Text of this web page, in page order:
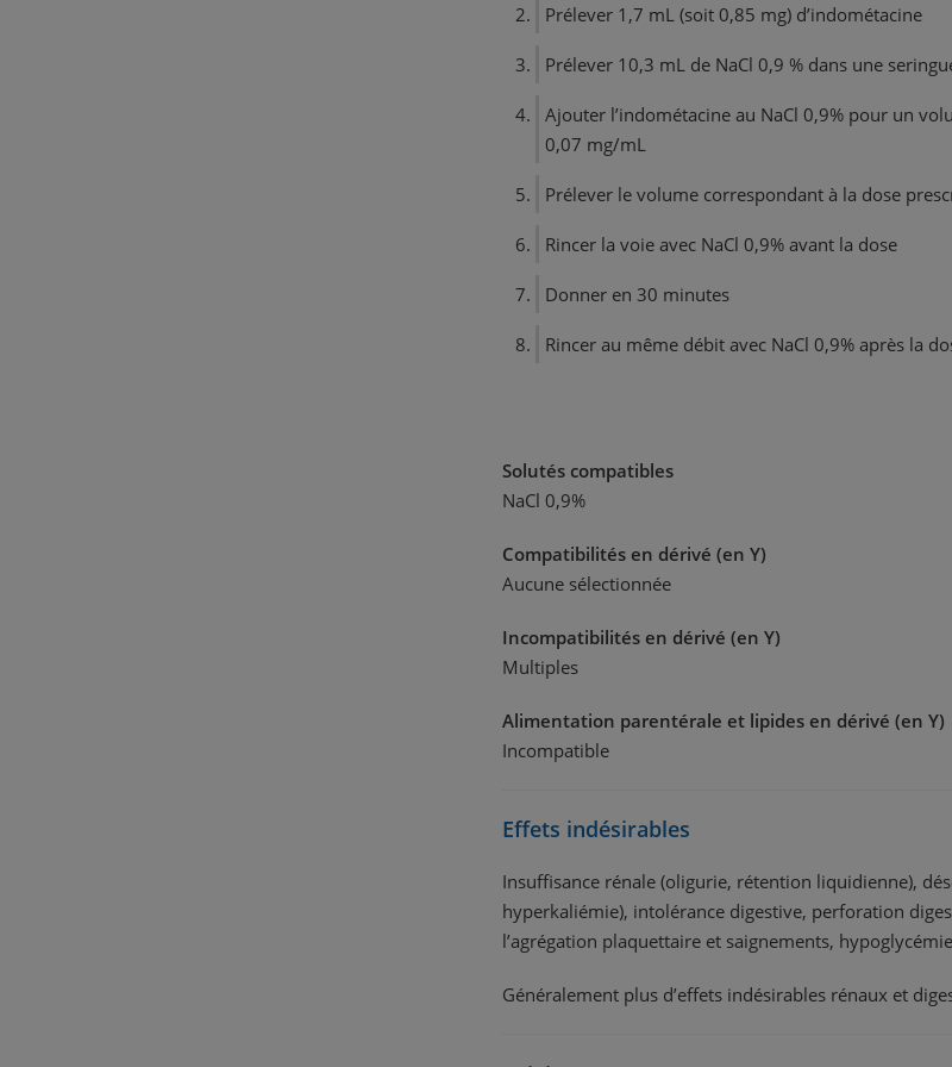
Prélever 1,7 mL (soit 0,85 mg) d’indométacine
Prélever 10,3 mL de NaCl 0,9 % dans une
Ajouter l’indométacine au NaCl 0,9% pour un
0,07 mg/mL
Prélever le volume correspondant à la dose
Rincer la voie avec NaCl 0,9% avant la dose
Donner en 30 minutes
Rincer au même débit avec NaCl 0,9% après la
Solutés compatibles
NaCl 0,9%
Compatibilités en dérivé (en Y)
Aucune sélectionnée
Incompatibilités en dérivé (en Y)
Multiples
Alimentation parentérale et lipides en dérivé (en Y)
Incompatible
Effets indésirables
Insuffisance rénale (oligurie, rétention liquidienne),
hyperkaliémie), intolérance digestive, perforation
l’agrégation plaquettaire et saignements, hypoglycémie
Généralement plus d’effets indésirables rénaux et